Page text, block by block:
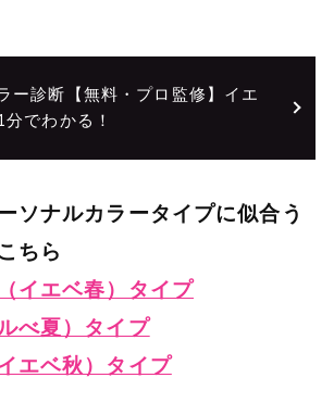
ー診断【無料・プロ監修】イエ
でわかる！
ソナルカラータイプに似合う
ちら
イエベ春）タイプ
べ夏）タイプ
エベ秋）タイプ